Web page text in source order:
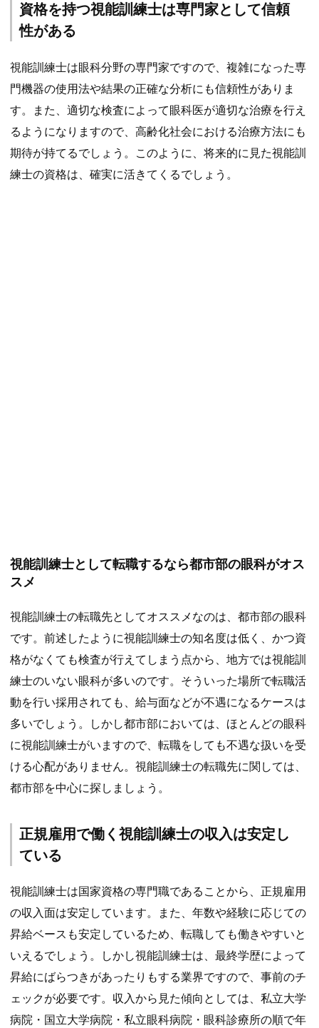
資格を持つ視能訓練士は専門家として信頼
性がある
視能訓練士は眼科分野の専門家ですので、複雑になった専
門機器の使用法や結果の正確な分析にも信頼性がありま
す。また、適切な検査によって眼科医が適切な治療を行え
るようになりますので、高齢化社会における治療方法にも
期待が持てるでしょう。このように、将来的に見た視能訓
練士の資格は、確実に活きてくるでしょう。
視能訓練士として転職するなら都市部の眼科がオス
スメ
視能訓練士の転職先としてオススメなのは、都市部の眼科
です。前述したように視能訓練士の知名度は低く、かつ資
格がなくても検査が行えてしまう点から、地方では視能訓
練士のいない眼科が多いのです。そういった場所で転職活
動を行い採用されても、給与面などが不遇になるケースは
多いでしょう。しかし都市部においては、ほとんどの眼科
に視能訓練士がいますので、転職をしても不遇な扱いを受
ける心配がありません。視能訓練士の転職先に関しては、
都市部を中心に探しましょう。
正規雇用で働く視能訓練士の収入は安定し
ている
視能訓練士は国家資格の専門職であることから、正規雇用
の収入面は安定しています。また、年数や経験に応じての
昇給ベースも安定しているため、転職しても働きやすいと
いえるでしょう。しかし視能訓練士は、最終学歴によって
昇給にばらつきがあったりもする業界ですので、事前のチ
ェックが必要です。収入から見た傾向としては、私立大学
病院・国立大学病院・私立眼科病院・眼科診療所の順で年